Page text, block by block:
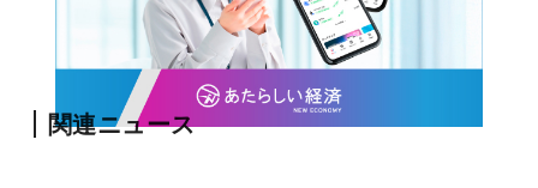
関連ニュース